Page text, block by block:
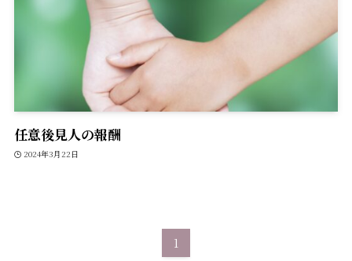
任意後見人の報酬
2024年3月22日
1